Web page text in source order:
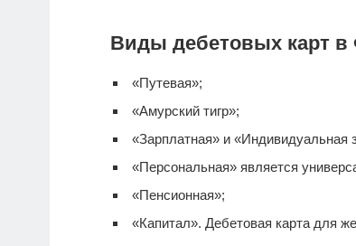
Виды дебетовых карт в
«Путевая»;
«Амурский тигр»;
«Зарплатная» и «Индивидуальная
«Персональная» является
«Пенсионная»;
«Капитал». Дебетовая карта для